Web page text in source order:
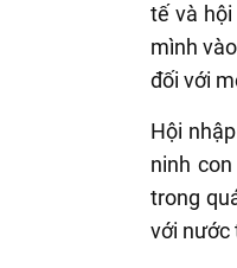
tế và
mình
đối với
Hội
ninh
trong
với nước